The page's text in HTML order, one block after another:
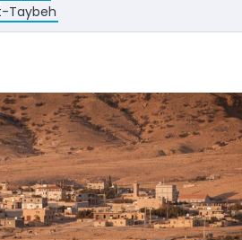
Taybeh